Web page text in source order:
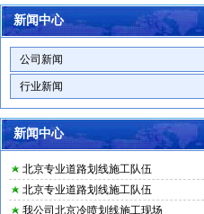
新闻中心
公司新闻
行业新闻
新闻中心
北京专业道路划线施工队伍
北京专业道路划线施工队伍
我公司北京冷喷划线施工现场